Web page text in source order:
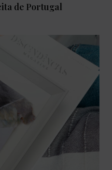
de Portugal